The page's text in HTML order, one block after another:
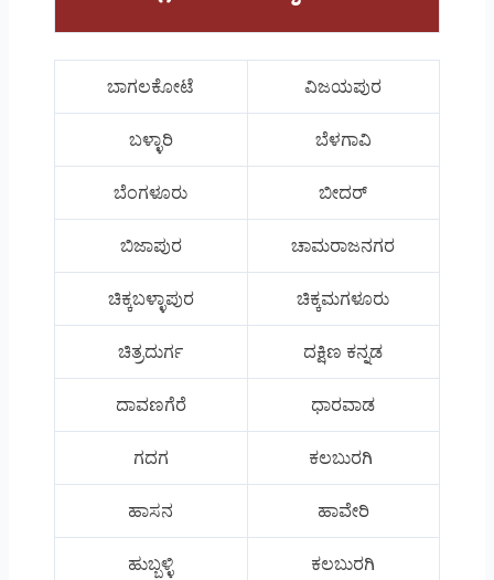
ಬಾಗಲಕೋಟೆ ವಿಜಯಪುರ
ಬಳ್ಳಾರಿ ಬೆಳಗಾವಿ
ಬೆಂಗಳೂರು ಬೀದರ್
ಬಿಜಾಪುರ ಚಾಮರಾಜನಗರ
ಚಿಕ್ಕಬಳ್ಳಾಪುರ ಚಿಕ್ಕಮಗಳೂರು
ಚಿತ್ರದುರ್ಗ ದಕ್ಷಿಣ ಕನ್ನಡ
ದಾವಣಗೆರೆ ಧಾರವಾಡ
ಗದಗ ಕಲಬುರಗಿ
ಹಾಸನ ಹಾವೇರಿ
ಹುಬ್ಬಳ್ಳಿ ಕಲಬುರಗಿ